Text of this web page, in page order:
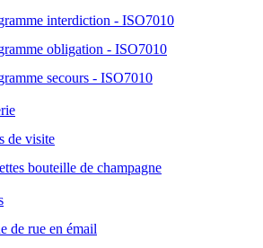
interdiction - ISO7010
obligation - ISO7010
secours - ISO7010
de visite
bouteille de champagne
de rue en émail